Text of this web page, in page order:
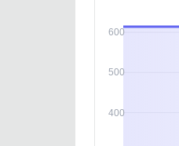
600
500
400